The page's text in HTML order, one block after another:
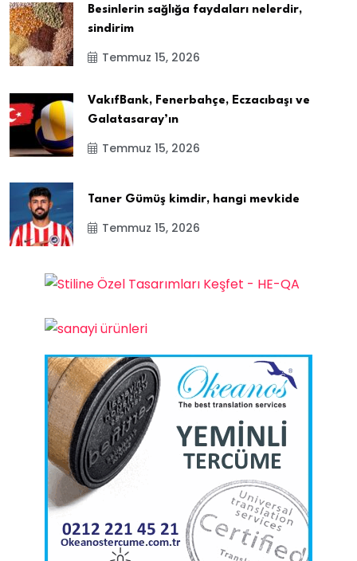
Besinlerin sağlığa faydaları nelerdir,
sindirim
Temmuz 15, 2026
VakıfBank, Fenerbahçe, Eczacıbaşı ve
Galatasaray’ın
Temmuz 15, 2026
Taner Gümüş kimdir, hangi mevkide
Temmuz 15, 2026